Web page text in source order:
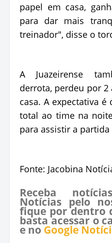
papel em casa,
para dar mais
treinador", disse o
A Juazeirense
derrota, perdeu por
casa. A expectativa é
total ao time na
para assistir a partida
Fonte: Jacobina
Receba
Notícias pelo
fique por dentro
basta acessar o
e no Google